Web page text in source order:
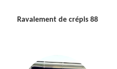
Ravalement de crépis 88